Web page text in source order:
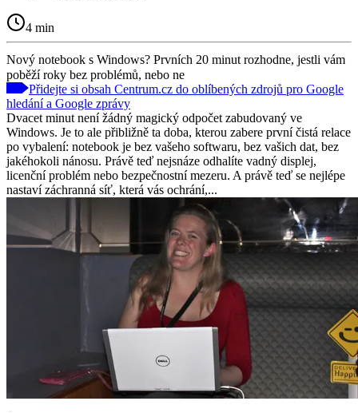
4 min
Nový notebook s Windows? Prvních 20 minut rozhodne, jestli vám
poběží roky bez problémů, nebo ne
Přidejte si obsah Centrum.cz do oblíbených zdrojů pro Google
hledání a Google zprávy
Dvacet minut není žádný magický odpočet zabudovaný ve
Windows. Je to ale přibližně ta doba, kterou zabere první čistá relace
po vybalení: notebook je bez vašeho softwaru, bez vašich dat, bez
jakéhokoli nánosu. Právě teď nejsnáze odhalíte vadný displej,
licenční problém nebo bezpečnostní mezeru. A právě teď se nejlépe
nastaví záchranná síť, která vás ochrání,...